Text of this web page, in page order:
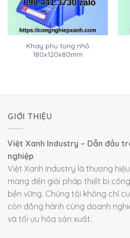
Khay phụ tùng nhỏ
180x120x80mm
GIỚI THIỆU
Việt Xanh Industry – Dẫn đầu
nghiệp
Việt Xanh Industry là thương
mang đến giải pháp thiết bị
bền vững. Chúng tôi không chỉ
còn đồng hành cùng doanh
và tối ưu hóa sản xuất.